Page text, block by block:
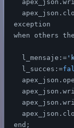
exception
when others
l_mensaje :=
  l_succes:=